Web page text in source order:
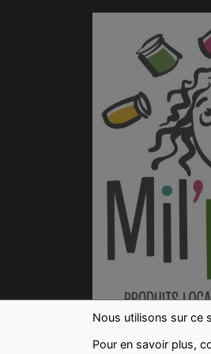
Nous utilisons sur ce
Pour en savoir plus,